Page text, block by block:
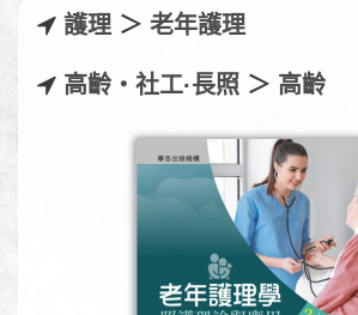
護理 ＞ 老年護理
高齡‧社工·長照 ＞ 高齡